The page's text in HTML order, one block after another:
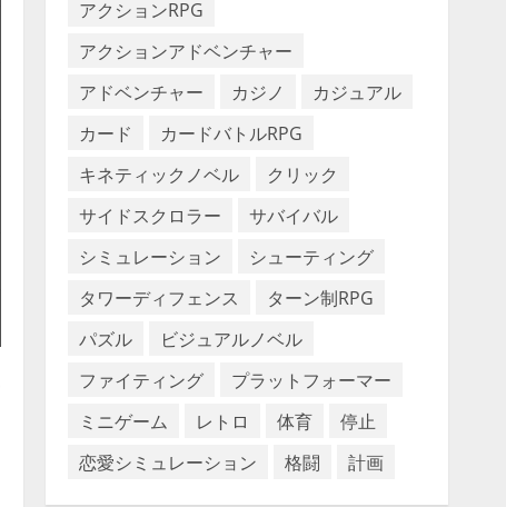
アクションRPG
アクションアドベンチャー
アドベンチャー
カジノ
カジュアル
カード
カードバトルRPG
キネティックノベル
クリック
サイドスクロラー
サバイバル
シミュレーション
シューティング
タワーディフェンス
ターン制RPG
パズル
ビジュアルノベル
ファイティング
プラットフォーマー
ミニゲーム
レトロ 体育
停止
恋愛シミュレーション
格闘 計画